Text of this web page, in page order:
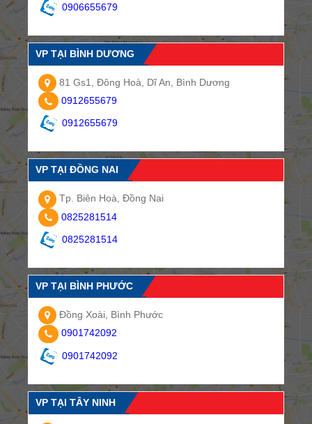
0906655679
VP TẠI BÌNH DƯƠNG
81 Gs1, Đông Hoà, Dĩ An, Bình Dương
0912655679
0912655679
VP TẠI ĐỒNG NAI
Tp. Biên Hoà, Đồng Nai
0825281514
0825281514
VP TẠI BÌNH PHƯỚC
Đồng Xoài, Bình Phước
0901742092
0901742092
VP TẠI TÂY NINH